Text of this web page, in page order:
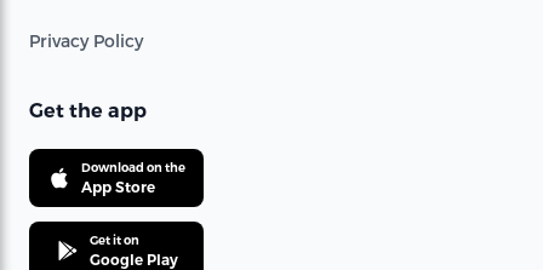
Privacy Policy
Get the app
Download on the
App Store
Get it on
Google Play